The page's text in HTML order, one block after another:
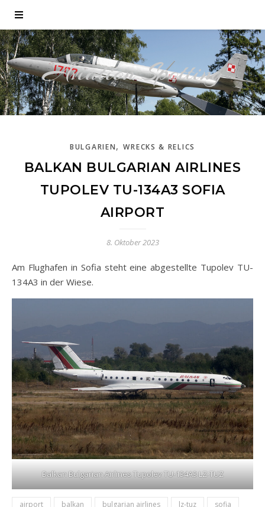
Aviation Spotting
BULGARIEN,WRECKS & RELICS
BALKAN BULGARIAN AIRLINES
TUPOLEV TU-134A3 SOFIA
AIRPORT
8. Oktober 2023
Am Flughafen in Sofia steht eine abgestellte Tupolev TU-
134A3 in der Wiese.
Balkan Bulgarian Airlines Tupolev TU-134A3 LZ-TUZ
airport balkan bulgarian airlines lz-tuz
sofia